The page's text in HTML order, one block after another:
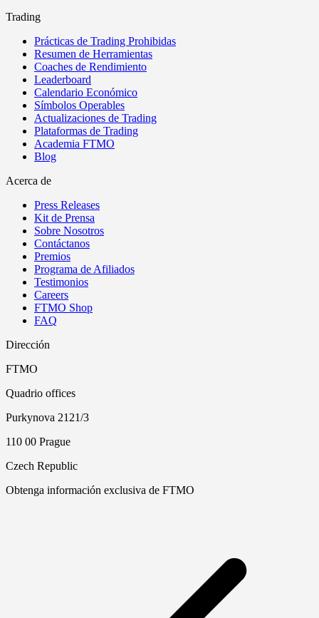
Trading
Prácticas de Trading Prohibidas
Resumen de Herramientas
Coaches de Rendimiento
Leaderboard
Calendario Económico
Símbolos Operables
Actualizaciones de Trading
Plataformas de Trading
Academia FTMO
Blog
Acerca de
Press Releases
Kit de Prensa
Sobre Nosotros
Contáctanos
Premios
Programa de Afiliados
Testimonios
Careers
FTMO Shop
FAQ
Dirección
FTMO
Quadrio offices
Purkynova 2121/3
110 00 Prague
Czech Republic
Obtenga información exclusiva de FTMO